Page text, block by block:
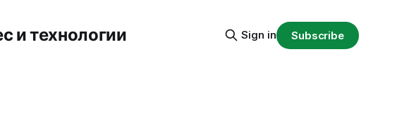
и технологии Sign in Subscribe